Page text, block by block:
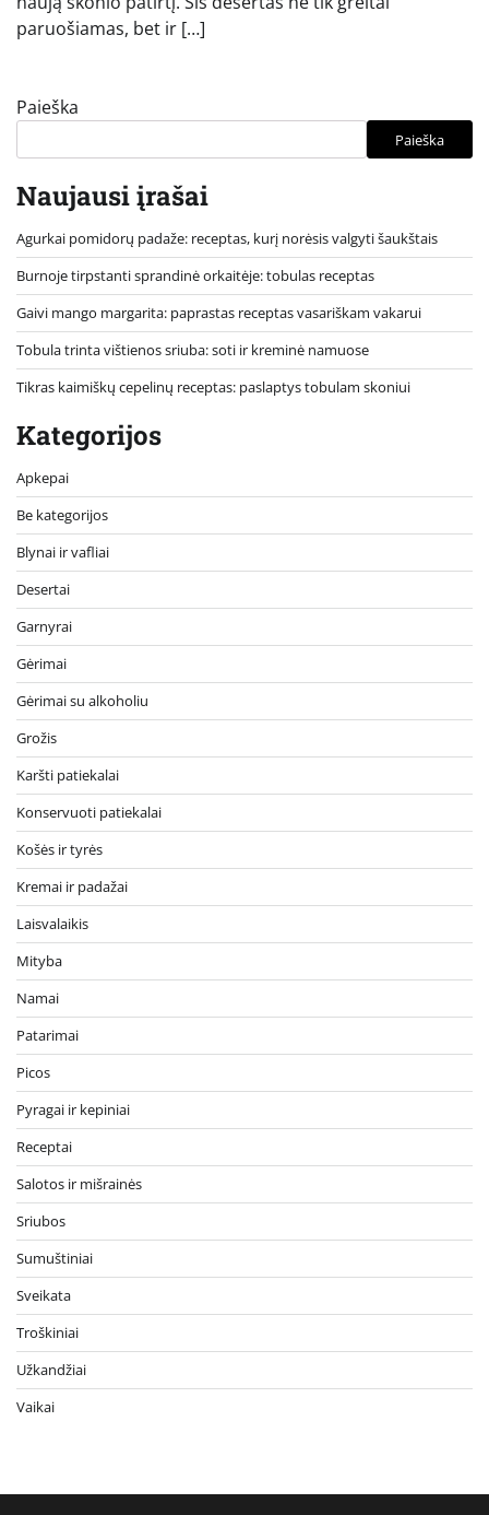
paruošiamas, bet ir […]
Paieška
Paieška
Naujausi įrašai
Agurkai pomidorų padaže: receptas, kurį norėsis valgyti šaukštais
Burnoje tirpstanti sprandinė orkaitėje: tobulas receptas
Gaivi mango margarita: paprastas receptas vasariškam vakarui
Tobula trinta vištienos sriuba: soti ir kreminė namuose
Tikras kaimiškų cepelinų receptas: paslaptys tobulam skoniui
Kategorijos
Apkepai
Be kategorijos
Blynai ir vafliai
Desertai
Garnyrai
Gėrimai
Gėrimai su alkoholiu
Grožis
Karšti patiekalai
Konservuoti patiekalai
Košės ir tyrės
Kremai ir padažai
Laisvalaikis
Mityba
Namai
Patarimai
Picos
Pyragai ir kepiniai
Receptai
Salotos ir mišrainės
Sriubos
Sumuštiniai
Sveikata
Troškiniai
Užkandžiai
Vaikai